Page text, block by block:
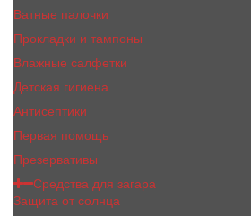
Ватные палочки
Прокладки и тампоны
Влажные салфетки
Детская гигиена
Антисептики
Первая помощь
Презервативы
Средства для загара
Защита от солнца